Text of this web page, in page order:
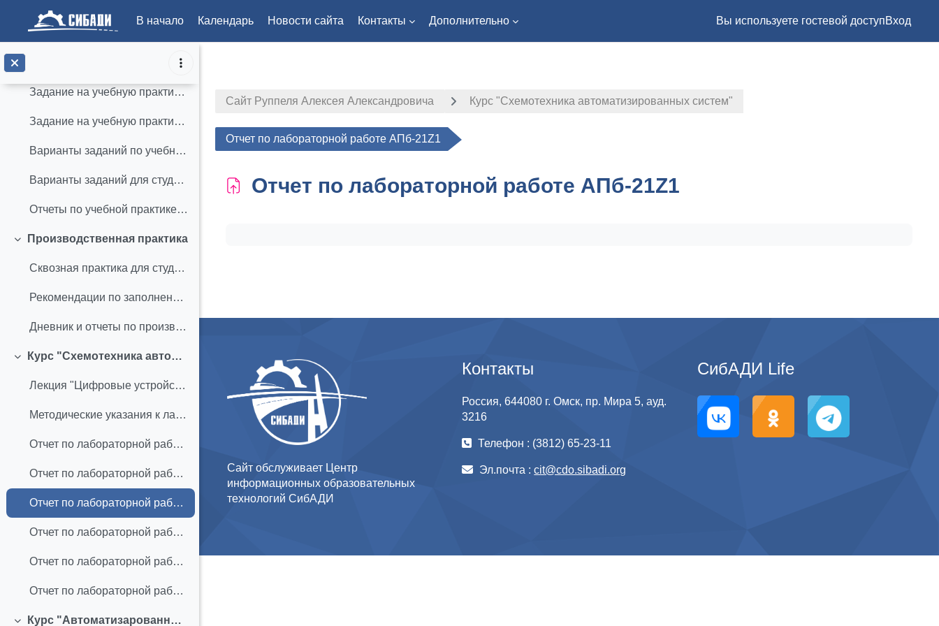
В начало Календарь Новости сайта Контакты Дополнительно Вы используете гостевой доступВход
Пример заполнения штампа
Пример оформления отчета по учебной практике
Задание на учебную практику очники
Задание на учебную практику заочники
Варианты заданий по учебной практике для студентов АПб-22Z1 и Z2
Варианты заданий для студентов АПб-23Т1
Отчеты по учебной практике для студентов АПб-23Т1
Свернуть
Производственная практика
Сквозная практика для студентов АТПП и УТС
Рекомендации по заполнению дневника и отчета по практике
Дневник и отчеты по производственной практике для АПб-19Z1
Свернуть
Курс "Схемотехника автоматизированных систем"
Лекция "Цифровые устройства СУ"
Методические указания к лабораторным работам
Отчет по лабораторной работе для студентов группы АПб-20Z1
Отчет по лабораторной работе для студентов группы САУб-20Z1
Отчет по лабораторной работе АПб-21Z1
Отчет по лабораторной работе АПб-21Z2
Отчет по лабораторной работе АПб-22Z2
Отчет по лабораторной работе АПб-22Z1
Курс "Автоматизарованное проектирование НТМ"
Сайт Руппеля Алексея Александровича Курс "Схемотехника автоматизированных систем"
Отчет по лабораторной работе АПб-21Z1
Отчет по лабораторной работе АПб-21Z1
Сайт обслуживает Центр
информационных образовательных
технологий СибАДИ
Контакты
Россия, 644080 г. Омск, пр. Мира 5, ауд.
3216
Телефон : (3812) 65-23-11
Эл.почта :cit@cdo.sibadi.org
СибАДИ Life